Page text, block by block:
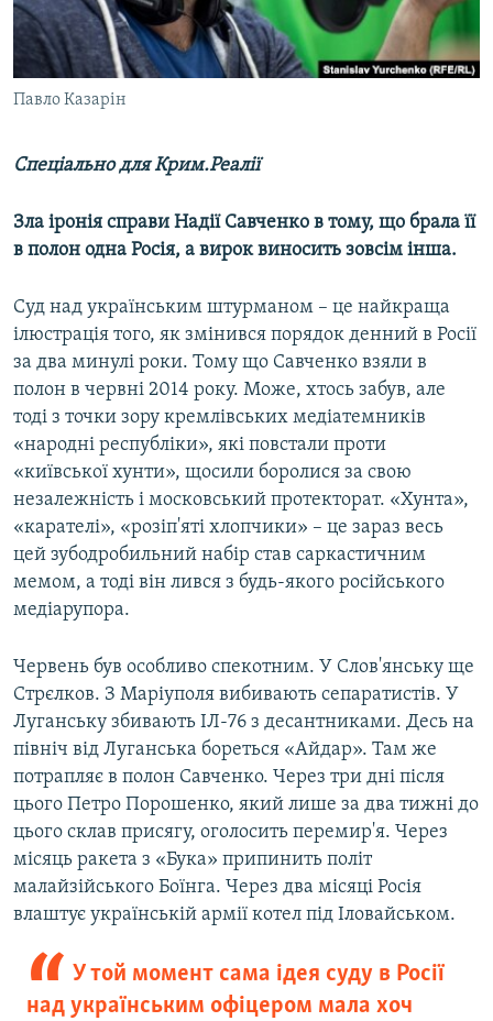
ВІДЕОУРОКИ «ELIFBE»
СВІДЧЕННЯ ОКУПАЦІЇ
УКРАЇНСЬКА ПРОБЛЕМА КРИМУ
Русский
Qırımtatar
Усі сайти RFE/RL
Павло Казарін
Спеціально для Крим.Реалії
Зла іронія справи Надії Савченко в тому, що брала її
в полон одна Росія, а вирок виносить зовсім інша.
Суд над українським штурманом – це найкраща
ілюстрація того, як змінився порядок денний в Росії
за два минулі роки. Тому що Савченко взяли в
полон в червні 2014 року. Може, хтось забув, але
тоді з точки зору кремлівських медіатемників
«народні республіки», які повстали проти
«київської хунти», щосили боролися за свою
незалежність і московський протекторат. «Хунта»,
«карателі», «розіп'яті хлопчики» – це зараз весь
цей зубодробильний набір став саркастичним
мемом, а тоді він лився з будь-якого російського
медіарупора.
Червень був особливо спекотним. У Слов'янську ще
Стрєлков. З Маріуполя вибивають сепаратистів. У
Луганську збивають ІЛ-76 з десантниками. Десь на
північ від Луганська бореться «Айдар». Там же
потрапляє в полон Савченко. Через три дні після
цього Петро Порошенко, який лише за два тижні до
цього склав присягу, оголосить перемир'я. Через
місяць ракета з «Бука» припинить політ
малайзійського Боїнга. Через два місяці Росія
влаштує українській армії котел під Іловайськом.
У той момент сама ідея суду в Росії
над українським офіцером мала хоч